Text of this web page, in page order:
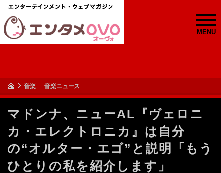
MENU
音楽 音楽ニュース
マドンナ、ニューAL『ヴェロニ
カ・エレクトロニカ』は自分
の“オルター・エゴ”と説明「もう
ひとりの私を紹介します」